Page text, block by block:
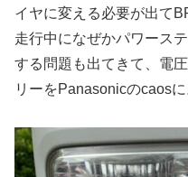
イヤに変える必要が出て
走行中になぜかパワース
する問題も出てきて、電
リーをPanasonicのcaosに